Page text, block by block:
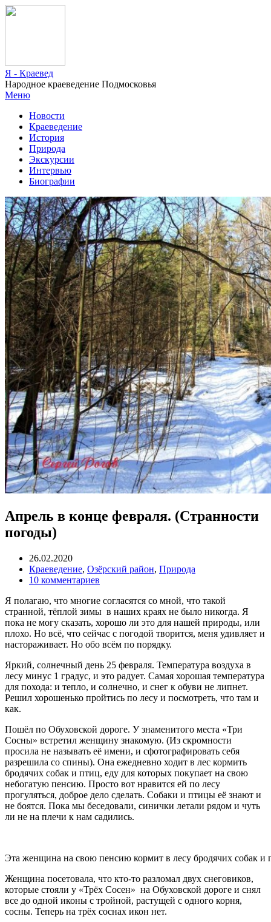
Я - Краевед
Народное краеведение Подмосковья
Меню
Новости
Краеведение
История
Природа
Экскурсии
Интервью
Биографии
Апрель в конце февраля. (Странности
погоды)
26.02.2020
Краеведение, Озёрский район, Природа
10 комментариев
Я полагаю, что многие согласятся со мной, что такой
странной, тёплой зимы в наших краях не было никогда. Я
пока не могу сказать, хорошо ли это для нашей природы, или
плохо. Но всё, что сейчас с погодой творится, меня удивляет и
настораживает. Но обо всём по порядку.
Яркий, солнечный день 25 февраля. Температура воздуха в
лесу минус 1 градус, и это радует. Самая хорошая температура
для похода: и тепло, и солнечно, и снег к обуви не липнет.
Решил хорошенько пройтись по лесу и посмотреть, что там и
как.
Пошёл по Обуховской дороге. У знаменитого места «Три
Сосны» встретил женщину знакомую. (Из скромности
просила не называть её имени, и сфотографировать себя
разрешила со спины). Она ежедневно ходит в лес кормить
бродячих собак и птиц, еду для которых покупает на свою
небогатую пенсию. Просто вот нравится ей по лесу
прогуляться, доброе дело сделать. Собаки и птицы её знают и
не боятся. Пока мы беседовали, синички летали рядом и чуть
ли не на плечи к нам садились.
Эта женщина на свою пенсию кормит в лесу бродячих собак
Женщина посетовала, что кто-то разломал двух снеговиков,
которые стояли у «Трёх Сосен» на Обуховской дороге и снял
все до одной иконы с тройной, растущей с одного корня,
сосны. Теперь на трёх соснах икон нет.